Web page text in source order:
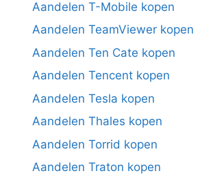
Aandelen T-Mobile kopen
Aandelen TeamViewer kopen
Aandelen Ten Cate kopen
Aandelen Tencent kopen
Aandelen Tesla kopen
Aandelen Thales kopen
Aandelen Torrid kopen
Aandelen Traton kopen